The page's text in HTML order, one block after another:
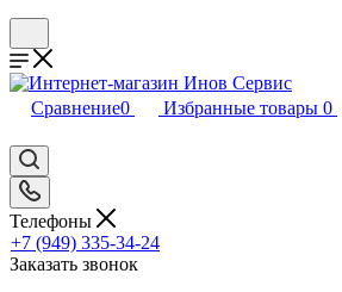
Сравнение0 Избранные товары 0
Телефоны
+7 (949) 335-34-24
Заказать звонок